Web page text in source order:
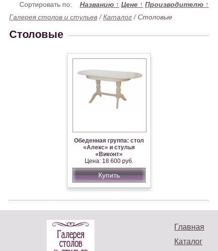
Сортировать по: Названию ↑ Цене ↑ Производителю ↑
Галерея столов и стульев /Каталог /Столовые
Столовые
Обеденная группа: стол
«Алекс» и стулья
«Виконт»
Цена: 18 600 руб.
Купить
Главная
Каталог